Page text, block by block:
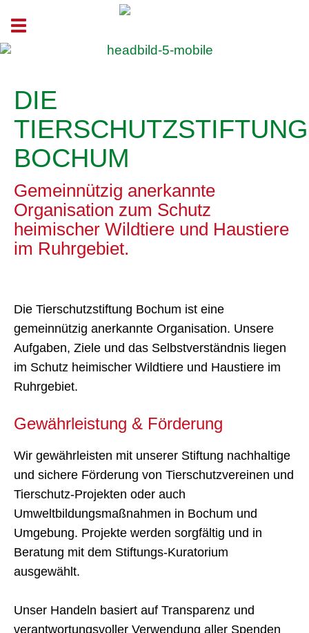
Toggle navigation
DIE
TIERSCHUTZSTIFTUNG
BOCHUM
Gemeinnützig anerkannte
Organisation zum Schutz
heimischer Wildtiere und Haustiere
im Ruhrgebiet.
Die Tierschutzstiftung Bochum ist eine
gemeinnützig anerkannte Organisation. Unsere
Aufgaben, Ziele und das Selbstverständnis liegen
im Schutz heimischer Wildtiere und Haustiere im
Ruhrgebiet.
Gewährleistung & Förderung
Wir gewährleisten mit unserer Stiftung nachhaltige
und sichere Förderung von Tierschutzvereinen und
Tierschutz-Projekten oder auch
Umweltbildungsmaßnahmen in Bochum und
Umgebung. Projekte werden sorgfältig und in
Beratung mit dem Stiftungs-Kuratorium
ausgewählt.
Unser Handeln basiert auf Transparenz und
verantwortungsvoller Verwendung aller Spenden